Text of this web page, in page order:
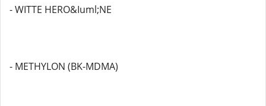
- WITTE HERO&Iuml;NE
- METHYLON (BK-MDMA)